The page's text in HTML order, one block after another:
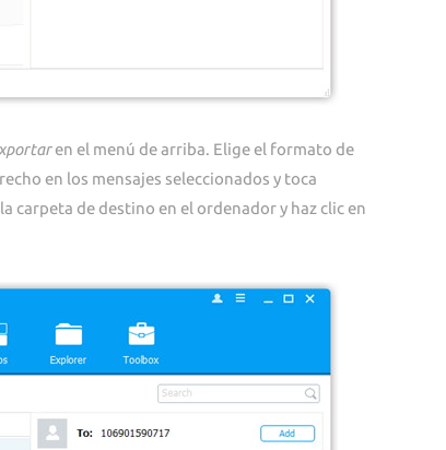
en el menú de arriba. Elige el formato de
en los mensajes seleccionados y toca
carpeta de destino en el ordenador y haz clic en